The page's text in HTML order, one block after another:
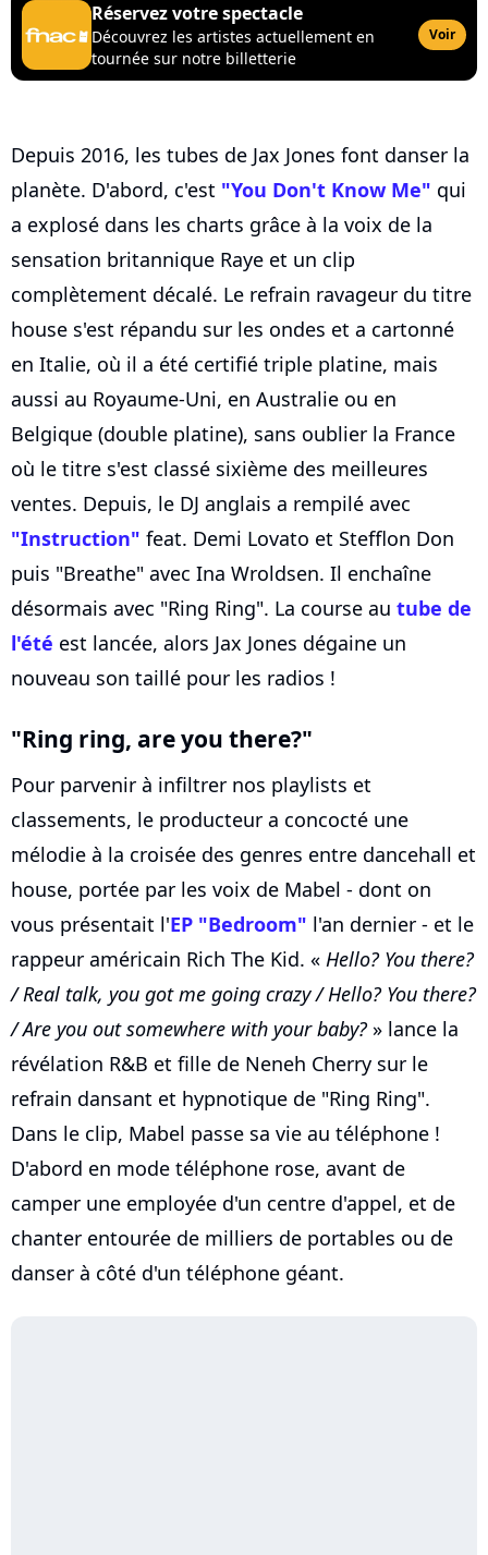
Réservez votre spectacle
Découvrez les artistes actuellement en
tournée sur notre billetterie
Voir
Depuis 2016, les tubes de Jax Jones font danser la
planète. D'abord, c'est "You Don't Know Me" qui
a explosé dans les charts grâce à la voix de la
sensation britannique Raye et un clip
complètement décalé. Le refrain ravageur du titre
house s'est répandu sur les ondes et a cartonné
en Italie, où il a été certifié triple platine, mais
aussi au Royaume-Uni, en Australie ou en
Belgique (double platine), sans oublier la France
où le titre s'est classé sixième des meilleures
ventes. Depuis, le DJ anglais a rempilé avec
"Instruction" feat. Demi Lovato et Stefflon Don
puis "Breathe" avec Ina Wroldsen. Il enchaîne
désormais avec "Ring Ring". La course au tube de
l'été est lancée, alors Jax Jones dégaine un
nouveau son taillé pour les radios !
"Ring ring, are you there?"
Pour parvenir à infiltrer nos playlists et
classements, le producteur a concocté une
mélodie à la croisée des genres entre dancehall et
house, portée par les voix de Mabel - dont on
vous présentait l'EP "Bedroom" l'an dernier - et le
rappeur américain Rich The Kid. « Hello? You there?
/ Real talk, you got me going crazy / Hello? You there?
/ Are you out somewhere with your baby?» lance la
révélation R&B et fille de Neneh Cherry sur le
refrain dansant et hypnotique de "Ring Ring".
Dans le clip, Mabel passe sa vie au téléphone !
D'abord en mode téléphone rose, avant de
camper une employée d'un centre d'appel, et de
chanter entourée de milliers de portables ou de
danser à côté d'un téléphone géant.